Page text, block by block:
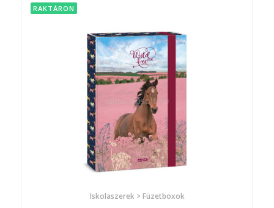
RAKTÁRON
Iskolaszerek > Füzetboxok